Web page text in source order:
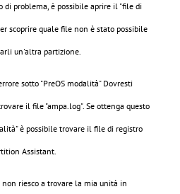
di problema, è possibile aprire il "file di
scoprire quale file non è stato possibile
un'altra partizione.
sotto "PreOS modalità" Dovresti
il file "ampa.log". Se ottenga questo
è possibile trovare il file di registro
Assistant.
riesco a trovare la mia unità in